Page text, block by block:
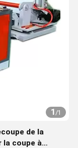
1/1
de la
la coupe à